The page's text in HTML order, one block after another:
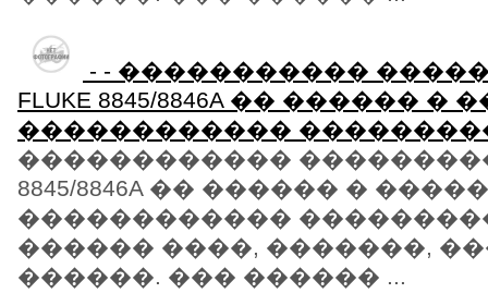
- - �����������
FLUKE 8845/8846A �� ������
������������
������������
8845/8846A �� ������ �
������������
������ ����, �������,
������. ��� ������ ...